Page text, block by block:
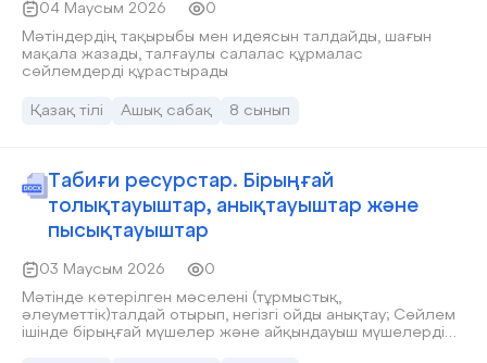
04 Маусым 2026
0
Мәтіндердің тақырыбы мен идеясын талдайды, шағын
мақала жазады, талғаулы салалас құрмалас
сөйлемдерді құрастырады
Қазақ тілі Ашық сабақ 8 сынып
Табиғи ресурстар. Бірыңғай
толықтауыштар, анықтауыштар және
пысықтауыштар
03 Маусым 2026
0
Мәтінде көтерілген мәселені (тұрмыстық,
әлеуметтік)талдай отырып, негізгі ойды анықтау; Сөйлем
ішінде бірыңғай мүшелер және айқындауыш мүшелерді